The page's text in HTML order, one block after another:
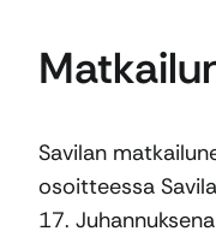
Savilan
osoitteessa
17.